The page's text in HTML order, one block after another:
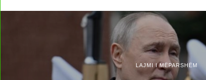
LAJMI I MËPARSHËM